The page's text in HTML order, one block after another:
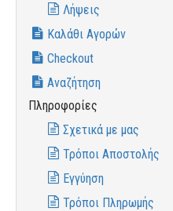
Λήψεις
Καλάθι Αγορών
Checkout
Αναζήτηση
Πληροφορίες
Σχετικά με μας
Τρόποι Αποστολής
Εγγύηση
Τρόποι Πληρωμής